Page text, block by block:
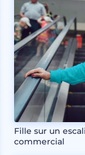
Fille sur un
commercial